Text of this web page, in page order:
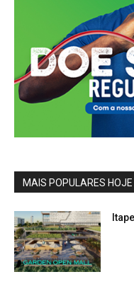
MAIS POPULARES HOJE